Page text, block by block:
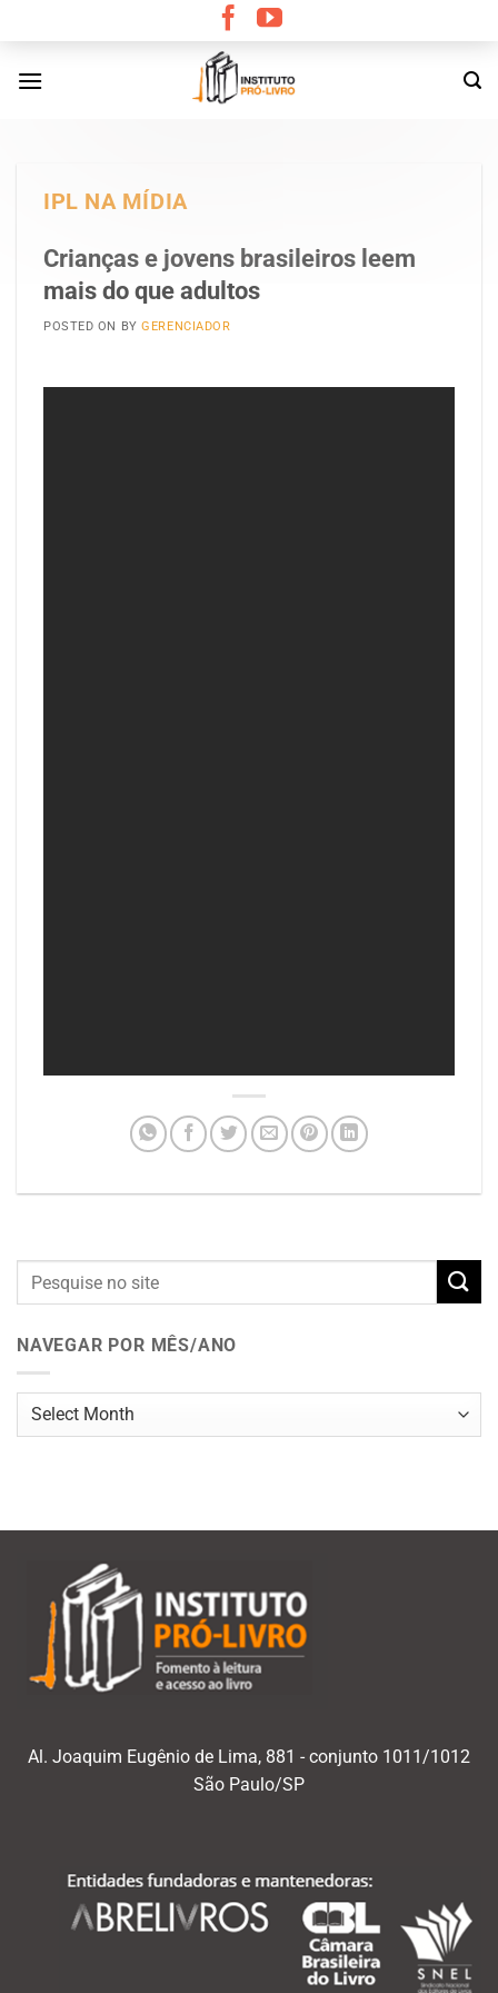
content
IPL NA MÍDIA
Crianças e jovens brasileiros leem
mais do que adultos
POSTED ON BYGERENCIADOR
NAVEGAR POR MÊS/ANO
Navegar
Al. Joaquim Eugênio de Lima, 881 - conjunto 1011/1012
São Paulo/SP